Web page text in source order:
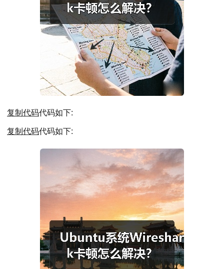
复制代码代码如下:
复制代码代码如下: